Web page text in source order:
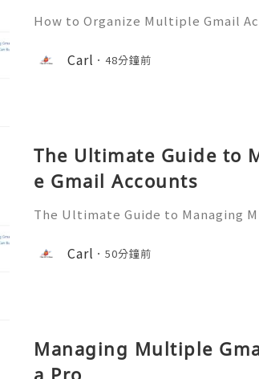
How to Organize Multiple Gmail
💥 ❓ Have any questions? Feel
assistance! ➥ Our support team is
Carl 48分鐘前
The Ultimate Guide to
e Gmail Accounts
The Ultimate Guide to Managing
any questions? Feel free to
e! ➥ Our support team is available
Carl 50分鐘前
Managing Multiple